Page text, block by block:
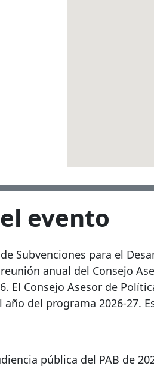
evento
Subvenciones para el
anual del Consejo
El Consejo Asesor de
año del programa 2026-27.
pública del PAB de